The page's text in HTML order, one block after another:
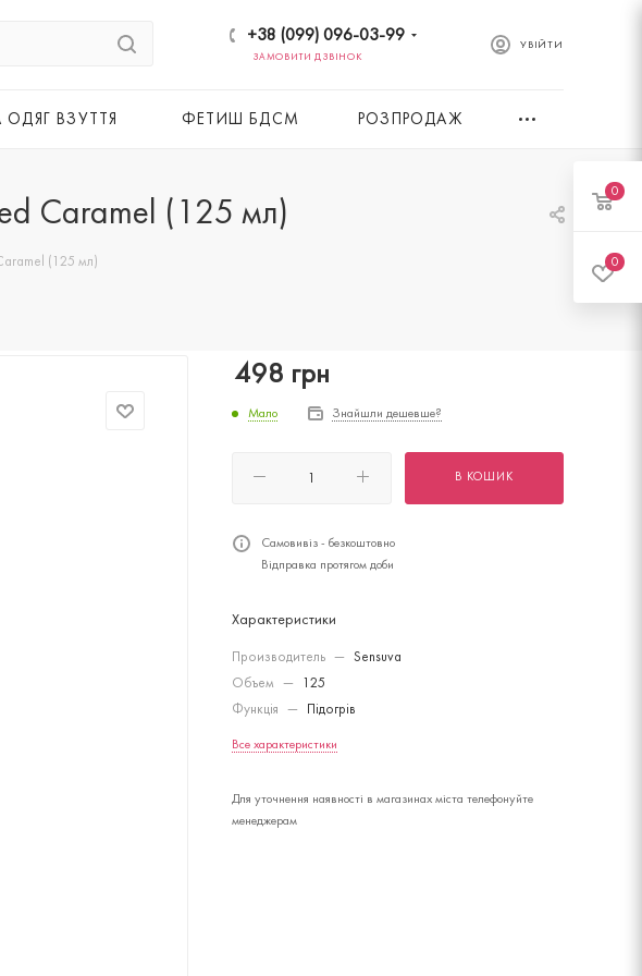
УВІЙТИ
+38 (099) 096-03-99
ЗАМОВИТИ ДЗВІНОК
ОДЯГ ВЗУТТЯ ФЕТИШ БДСМ РОЗПРОДАЖ
Caramel (125 мл)
(125 мл)
498 грн
Мало Знайшли дешевше?
В КОШИК
Самовивіз - безкоштовно
Відправка протягом доби
Характеристики
Производитель —
Sensuva
Объем
—
125
Функція
— Підогрів
Все характеристики
Для уточнення наявності в магазинах міста телефонуйте
менеджерам
0
0